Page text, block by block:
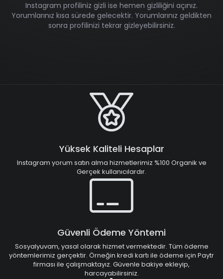
Instagram profiliniz gizli ise hemen gizliliğini açınız.
Yorumlarınız kısa sürede gelecektir. Yorumlarınız geldikten
sonra profilinizi tekrar gizleyebilirsiniz.
Yüksek Kaliteli Hesaplar
Instagram yorum satın alma hizmetlerimiz %100 Organik ve
Gerçek kullanıcılardır.
Güvenli Ödeme Yöntemi
Sosyalyuvam, yasal olarak hizmet vermektedir. Tüm ödeme
yöntemlerimiz gerçektir. Örneğin kredi kartı ile ödeme için Paytr
firması ile çalışmaktayız. Güvenle bakiye ekleyip,
harcayabilirsiniz.